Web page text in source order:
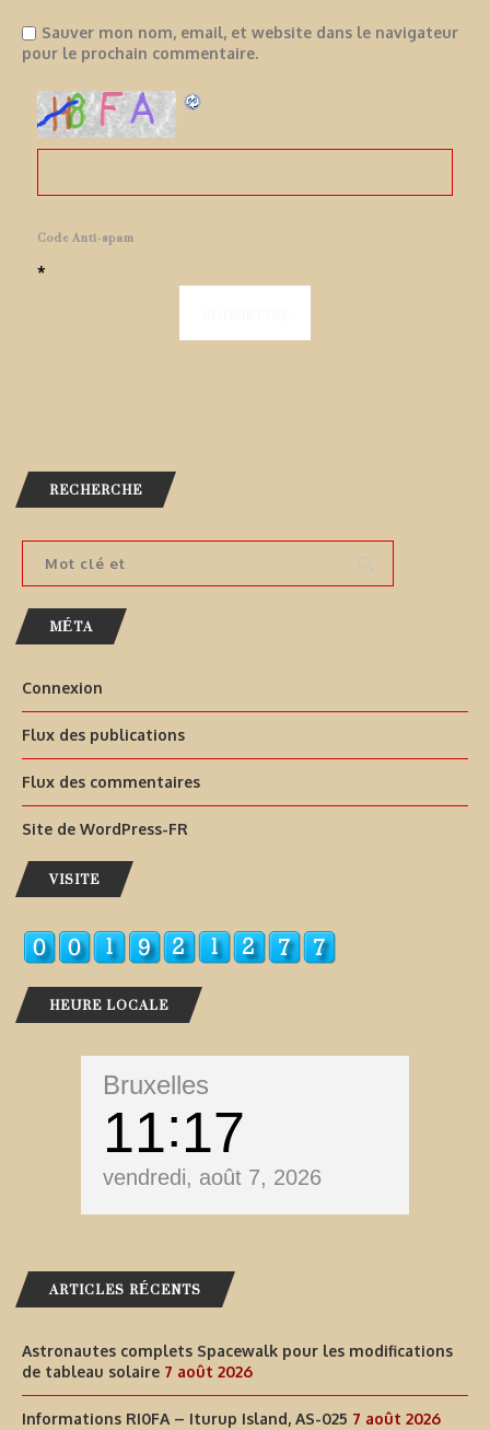
Sauver mon nom, email, et website dans le navigateur
pour le prochain commentaire.
Code Anti-spam
*
RECHERCHE
MÉTA
Connexion
Flux des publications
Flux des commentaires
Site de WordPress-FR
VISITE
HEURE LOCALE
Bruxelles
11 17
vendredi, août 7, 2026
ARTICLES RÉCENTS
Astronautes complets Spacewalk pour les modifications
de tableau solaire 7 août 2026
Informations RI0FA – Iturup Island, AS-025 7 août 2026